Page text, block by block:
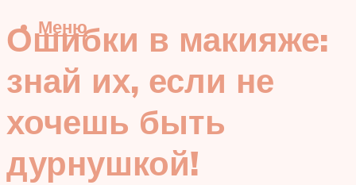
Меню
Ошибки в макияже:
знай их, если не
хочешь быть
дурнушкой!